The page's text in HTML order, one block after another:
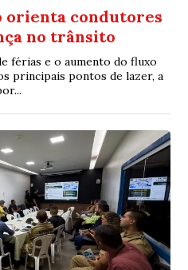
orienta condutores
no trânsito
férias e o aumento do fluxo
principais pontos de lazer, a